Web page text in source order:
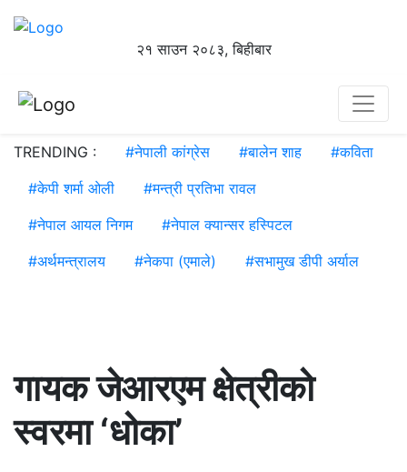
२१ साउन २०८३, बिहीबार
TRENDING : #नेपाली कांग्रेस #बालेन शाह #कविता
#केपी शर्मा ओली #मन्त्री प्रतिभा रावल
#नेपाल आयल निगम #नेपाल क्यान्सर हस्पिटल
#अर्थमन्त्रालय #नेकपा (एमाले) #सभामुख डीपी अर्याल
गायक जेआरएम क्षेत्रीको
स्वरमा ‘धोका’